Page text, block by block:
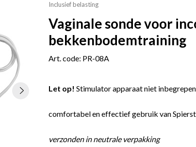
Inclusief belasting
Vaginale sonde voor
bekkenbodemtraining
Art. code: PR-08A
Let op! Stimulator apparaat niet inbegrepen
comfortabel en effectief gebruik van
verzonden in neutrale verpakking